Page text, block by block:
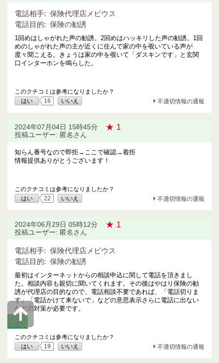
電話相手: 保険代理店メビウス
電話目的: 保険の勧誘
1回めはしゃがれた声の勧誘。2回めはハッキリした声の勧誘。1回
めのしゃがれた声の主が近くに住んで家の中を覗いている声が
度々聞こえる。きょうは家の中を覗いて「ダスキンです」と玄関
口インターホンを鳴らした。
このクチコミは参考になりましたか？
はい
16 いいえ 不適切情報の通報
2024年07月04日 15時45分 ★ 1
投稿ユーザー: 匿名さん
知らん番号なので即拒→ここで確認→着拒
情報提供ありがとうございます！
このクチコミは参考になりましたか？
はい
22 いいえ 不適切情報の通報
2024年06月29日 05時12分 ★ 1
投稿ユーザー: 匿名さん
電話相手: 保険代理店メビウス
電話目的: 保険の勧誘
最初はインターネットからの相談申込に関して電話を頂きまし
た。相談内容も親切に聞いてくれます。その後はやはり保険の勧
誘が代理店の目的なので、電話相談不要であれば、「電話切りま
す」「電話かけて来ないで」などの意思表示さらに電話に出ない
などの対策が必要です。
このクチコミは参考になりましたか？
はい
19 いいえ 不適切情報の通報
口コミ
を書く